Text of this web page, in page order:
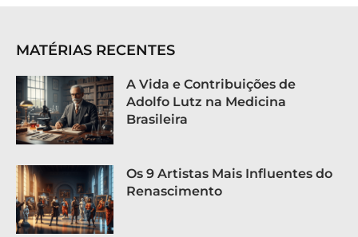
MATÉRIAS RECENTES
A Vida e Contribuições de
Adolfo Lutz na Medicina
Brasileira
Os 9 Artistas Mais Influentes do
Renascimento